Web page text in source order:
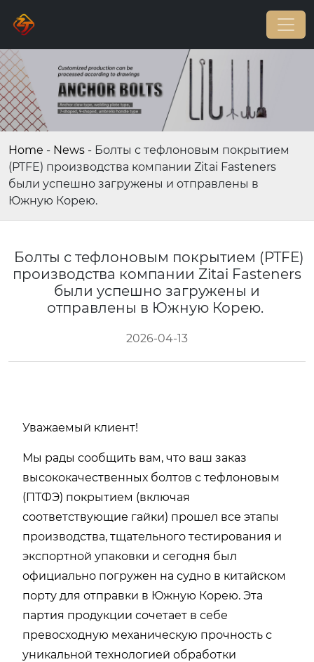
Home - News - Болты с тефлоновым покрытием
(PTFE) производства компании Zitai Fasteners
были успешно загружены и отправлены в
Южную Корею.
Болты с тефлоновым покрытием (PTFE)
производства компании Zitai Fasteners
были успешно загружены и
отправлены в Южную Корею.
2026-04-13
Уважаемый клиент!
Мы рады сообщить вам, что ваш заказ
высококачественных болтов с тефлоновым
(ПТФЭ) покрытием (включая
соответствующие гайки) прошел все этапы
производства, тщательного тестирования и
экспортной упаковки и сегодня был
официально погружен на судно в китайском
порту для отправки в Южную Корею. Эта
партия продукции сочетает в себе
превосходную механическую прочность с
уникальной технологией обработки